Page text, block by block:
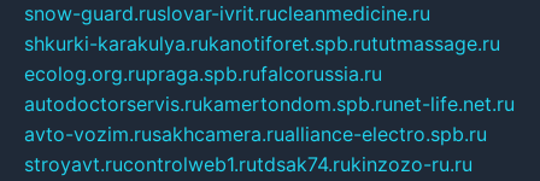
snow-guard.ruslovar-ivrit.rucleanmedicine.ru
shkurki-karakulya.rukanotiforet.spb.rututmassage.ru
ecolog.org.rupraga.spb.rufalcorussia.ru
autodoctorservis.rukamertondom.spb.runet-life.net.ru
avto-vozim.rusakhcamera.rualliance-electro.spb.ru
stroyavt.rucontrolweb1.rutdsak74.rukinzozo-ru.ru